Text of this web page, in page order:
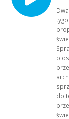
do